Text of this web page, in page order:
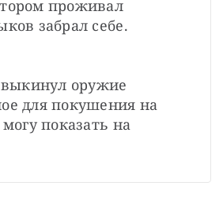
проживал
забрал себе.
оружие
для покушения на
показать на